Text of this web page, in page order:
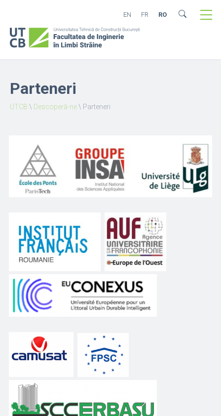
EN FR RO
Parteneri
UTCB \ Descoperă-ne\ Parteneri